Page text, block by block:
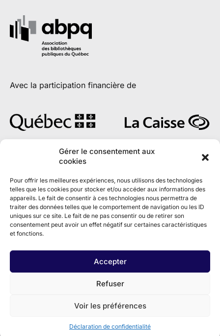
Gérer le consentement aux
cookies
Pour offrir les meilleures expériences, nous utilisons des technologies
telles que les cookies pour stocker et/ou accéder aux informations des
appareils. Le fait de consentir à ces technologies nous permettra de
traiter des données telles que le comportement de navigation ou les ID
uniques sur ce site. Le fait de ne pas consentir ou de retirer son
consentement peut avoir un effet négatif sur certaines caractéristiques
et fonctions.
Accepter
Refuser
Voir les préférences
Déclaration de confidentialité
Avec la participation financière de
En partenariat avec